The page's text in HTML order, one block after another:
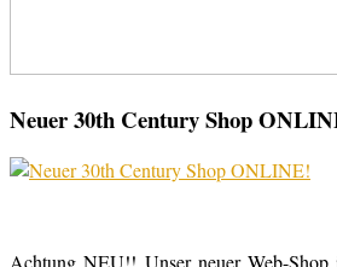
Neuer 30th Century Shop
Achtung NEU!! Unser neuer Web-